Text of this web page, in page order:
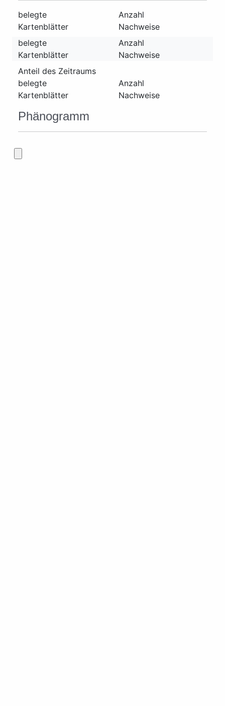
belegte
Kartenblätter
Anzahl
Nachweise
belegte
Kartenblätter
Anzahl
Nachweise
Anteil des Zeitraums
belegte
Kartenblätter
Anzahl
Nachweise
Phänogramm